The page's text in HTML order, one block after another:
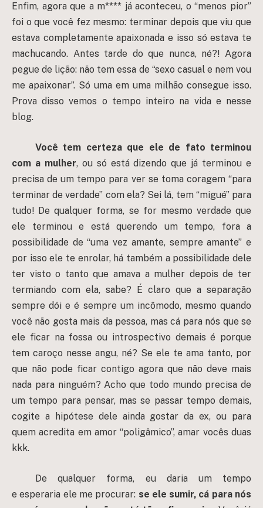
Enfim, agora que a m**** já aconteceu, o “menos pior”
foi o que você fez mesmo: terminar depois que viu que
estava completamente apaixonada e isso só estava te
machucando. Antes tarde do que nunca, né?! Agora
pegue de lição: não tem essa de “sexo casual e nem vou
me apaixonar”. Só uma em uma milhão consegue isso.
Prova disso vemos o tempo inteiro na vida e nesse
blog.
Você tem certeza que ele de fato terminou
com a mulher, ou só está dizendo que já terminou e
precisa de um tempo para ver se toma coragem “para
terminar de verdade” com ela? Sei lá, tem “migué” para
tudo! De qualquer forma, se for mesmo verdade que
ele terminou e está querendo um tempo, fora a
possibilidade de “uma vez amante, sempre amante” e
por isso ele te enrolar, há também a possibilidade dele
ter visto o tanto que amava a mulher depois de ter
termiando com ela, sabe? É claro que a separação
sempre dói e é sempre um incômodo, mesmo quando
você não gosta mais da pessoa, mas cá para nós que se
ele ficar na fossa ou introspectivo demais é porque
tem caroço nesse angu, né? Se ele te ama tanto, por
que não pode ficar contigo agora que não deve mais
nada para ninguém? Acho que todo mundo precisa de
um tempo para pensar, mas se passar tempo demais,
cogite a hipótese dele ainda gostar da ex, ou para
quem acredita em amor “poligâmico”, amar vocês duas
kkk.
De qualquer forma, eu daria um tempo
e esperaria ele me procurar: se ele sumir, cá para nós